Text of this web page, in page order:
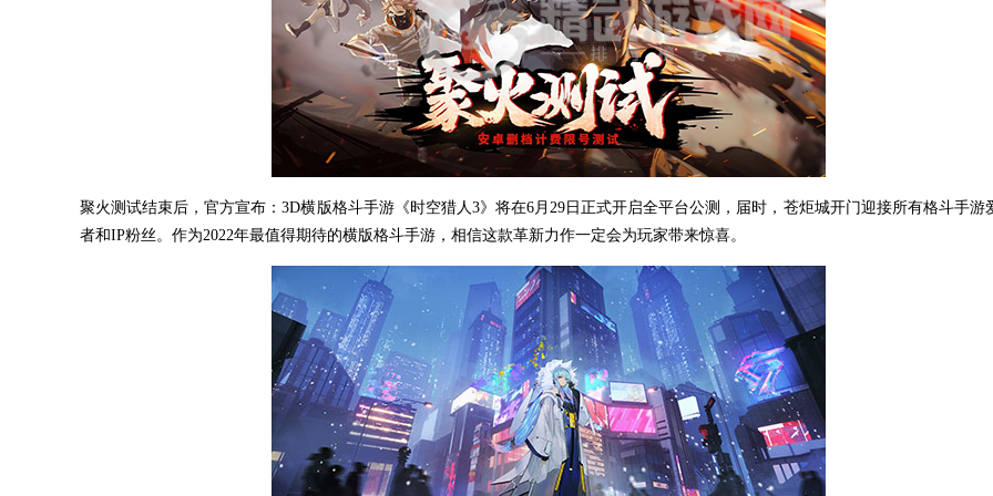
聚火测试结束后，官方宣布：3D横版格斗手游《时空猎人3》将在6月29日正式开启全平台公测，届时，苍炬城开门迎接所有格斗手游
者和IP粉丝。作为2022年最值得期待的横版格斗手游，相信这款革新力作一定会为玩家带来惊喜。